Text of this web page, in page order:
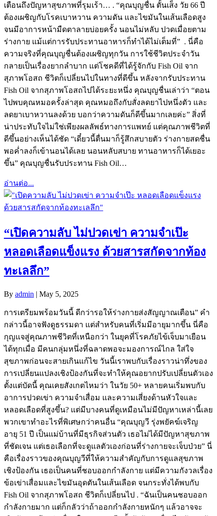
เตือนถึงปัญหาสุขภาพที่รุมเร้า… . “คุณบุญชื่น ตั้นเส็ง วัย 66 ปี
ต้องเผชิญกับโรคเบาหวาน ความดัน และไขมันในเส้นเลือดสูง
จนมีอาการหน้ามืดตาลายบ่อยครั้ง นอนไม่หลับ ปวดเมื่อยตาม
ร่างกาย แม้แต่การรับประทานอาหารก็ทำได้ไม่เต็มที่” . นี่คือ
ความจริงที่คุณบุญชื่นต้องเผชิญทุกวัน การใช้ชีวิตประจำวัน
กลายเป็นเรื่องยากลำบาก แต่โชคดีที่ได้รู้จักกับ Fish Oil จาก
สุภาพโอสถ ชีวิตก็เปลี่ยนไปในทางที่ดีขึ้น หลังจากรับประทาน
Fish Oil จากสุภาพโอสถไปได้ระยะหนึ่ง คุณบุญชื่นเล่าว่า “ตอน
ไปพบคุณหมอครั้งล่าสุด คุณหมอถึงกับสั่งลดยาไปหนึ่งตัว และ
ลดยาเบาหวานลงด้วย บอกว่าความดันก็ดีขึ้นมากเลยค่ะ” สิ่งที่
น่าประทับใจไม่ใช่เพียงผลลัพธ์ทางการแพทย์ แต่คุณภาพชีวิตที่
ดีขึ้นอย่างเห็นได้ชัด “เดี๋ยวนี้ตื่นมาก็รู้สึกสบายตัว ร่างกายสดชื่น
พอค่ำลงก็เข้านอนได้เลย นอนหลับสบาย ทานอาหารก็ได้เยอะ
ขึ้น” คุณบุญชื่นรับประทาน Fish Oil…
อ่านต่อ...
“เปิดความลับ ไม่ปวดเข่า ความจำเป๊ะ
หลอดเลือดแข็งแรง ด้วยสารสกัดจากท้อง
ทะเลลึก”
By admin | May 5, 2025
การเตรียมพร้อมวันนี้ ดีกว่ารอให้ร่างกายส่งสัญญาณเตือน” คำ
กล่าวนี้อาจฟังดูธรรมดา แต่สำหรับคนที่เริ่มมีอายุมากขึ้น นี่คือ
กุญแจสู่คุณภาพชีวิตที่เหนือกว่า ในยุคที่โรคภัยไข้เจ็บมาเยือน
ได้ทุกเมื่อ มีคนกลุ่มหนึ่งที่ฉลาดพอจะมองการณ์ไกล ใส่ใจ
สุขภาพก่อนจะสายเกินแก้ไข วันนี้เราพบกับเรื่องราวน่าทึ่งของ
การเปลี่ยนแปลงเชิงป้องกันที่จะทำให้คุณอยากปรับเปลี่ยนตัวเอง
ตั้งแต่บัดนี้ คุณเคยสังเกตไหมว่า ในวัย 50+ หลายคนเริ่มพบกับ
อาการปวดเข่า ความจำเสื่อม และความเสี่ยงด้านหัวใจและ
หลอดเลือดที่สูงขึ้น? แต่มีบางคนที่ดูเหมือนไม่มีปัญหาเหล่านี้เลย
พวกเขาทำอะไรที่พิเศษกว่าคนอื่น “คุณบุญวี รุ่งพยัคฆ์เจริญ
อายุ 51 ปี เป็นแม่บ้านที่มีธุรกิจส่วนตัว เธอไม่ได้มีปัญหาสุขภาพ
ที่ชัดเจน แต่เธอเลือกที่จะดูแลตัวเองก่อนที่ร่างกายจะเจ็บป่วย” นี่
คือเรื่องราวของคุณบุญวีที่ให้ความสำคัญกับการดูแลสุขภาพ
เชิงป้องกัน เธอเป็นคนที่ชอบออกกำลังกาย แต่มีความกังวลเรื่อง
ข้อเข่าเสื่อมและไขมันอุดตันในเส้นเลือด จนกระทั่งได้พบกับ
Fish Oil จากสุภาพโอสถ ชีวิตก็เปลี่ยนไป . “ฉันเป็นคนชอบออก
กำลังกายมาก แต่ก็กลัวว่าถ้าออกกำลังกายหนักๆ แล้วอาจจะ